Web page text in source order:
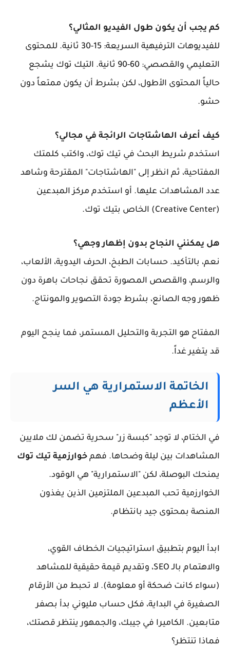
كم يجب أن يكون طول الفيديو المثالي؟
للفيديوهات الترفيهية السريعة: 15-30 ثانية. للمحتوى
التعليمي والقصصي: 60-90 ثانية. التيك توك يشجع
حالياً المحتوى الأطول، لكن بشرط أن يكون ممتعاً دون
حشو.
كيف أعرف الهاشتاجات الرائجة في مجالي؟
استخدم شريط البحث في تيك توك، واكتب كلمتك
المفتاحية، ثم انظر إلى "الهاشتاجات" المقترحة وشاهد
عدد المشاهدات عليها. أو استخدم مركز المبدعين
(Creative Center) الخاص بتيك توك.
هل يمكنني النجاح بدون إظهار وجهي؟
نعم، بالتأكيد. حسابات الطبخ، الحرف اليدوية، الألعاب،
والرسم، والقصص المصورة تحقق نجاحات باهرة دون
ظهور وجه الصانع، بشرط جودة التصوير والمونتاج.
المفتاح هو التجربة والتحليل المستمر، فما ينجح اليوم
قد يتغير غداً.
الخاتمة الاستمرارية هي السر
الأعظم
في الختام، لا توجد "كبسة زر" سحرية تضمن لك ملايين
المشاهدات بين ليلة وضحاها. فهم خوارزمية تيك توك
يمنحك البوصلة، لكن "الاستمرارية" هي الوقود.
الخوارزمية تحب المبدعين الملتزمين الذين يغذون
المنصة بمحتوى جيد بانتظام.
ابدأ اليوم بتطبيق استراتيجيات الخطاف القوي،
والاهتمام بالـ SEO، وتقديم قيمة حقيقية للمشاهد
(سواء كانت ضحكة أو معلومة). لا تحبط من الأرقام
الصغيرة في البداية، فكل حساب مليوني بدأ بصفر
متابعين. الكاميرا في جيبك، والجمهور ينتظر قصتك،
فماذا تنتظر؟